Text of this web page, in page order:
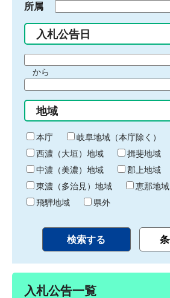
所属
入札公告日
間
始
り
から
間
終
わ
り
地域
本庁
岐阜地域（本庁除く）
西濃（大垣）地域
揖斐地域
中濃（美濃）地域
郡上地域
東濃（多治見）地域
恵那地域
飛騨地域
県外
入札公告一覧